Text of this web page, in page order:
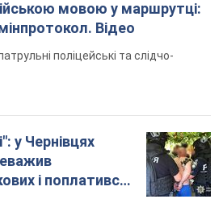
і поплатився.
у
салону краси
Фото